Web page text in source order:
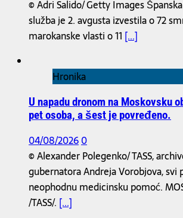
© Adri Salido/ Getty Images
služba je 2. avgusta izvestila o 72
marokanske vlasti o 11 [...]
Hronika
U napadu dronom na Moskovsku
pet osoba, a šest je povređeno.
04/08/20260
© Alexander Polegenko/ TASS,
gubernatora Andreja Vorobjova, svi
neophodnu medicinsku pomoć.
/TASS/. [...]